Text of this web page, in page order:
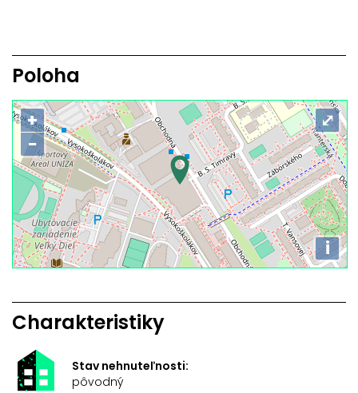
Poloha
+
−
i
⤢
Charakteristiky
Stav nehnuteľnosti:
pôvodný